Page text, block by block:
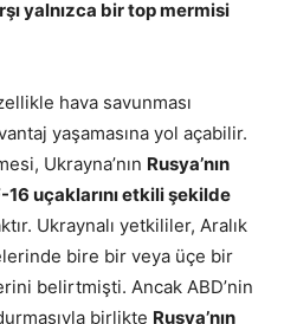
yalnızca bir top mermisi
hava savunması
yaşamasına yol açabilir.
Ukrayna’nın Rusya’nın
16 uçaklarını etkili şekilde
Ukraynalı yetkililer, Aralık
bire bir veya üçe bir
belirtmişti. Ancak ABD’nin
birlikte Rusya’nın